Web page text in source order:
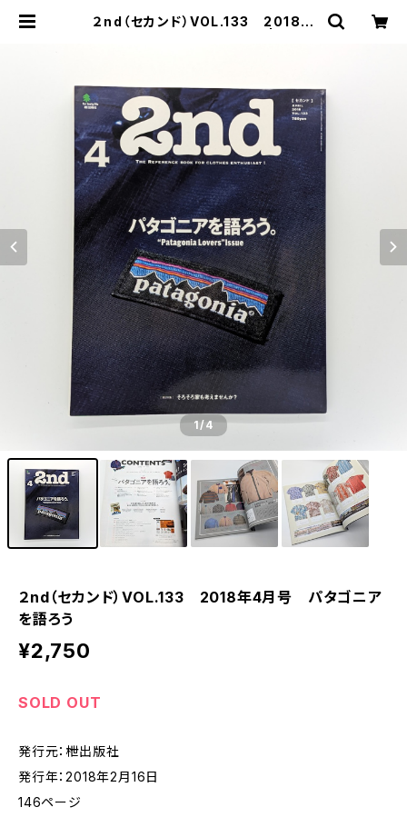
２nd（セカンド）VOL.133 2018年
1/4
２nd（セカンド）VOL.133 2018年4月号 パタゴニア
を語ろう
¥2,750
SOLD OUT
発行元：枻出版社
発行年：2018年2月16日
146ページ